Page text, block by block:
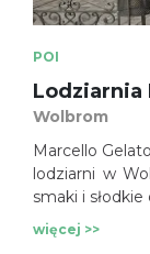
POI
Lodziarnia
Wolbrom
Marcello
lodziarni w
smaki i
miasto.
więcej >>